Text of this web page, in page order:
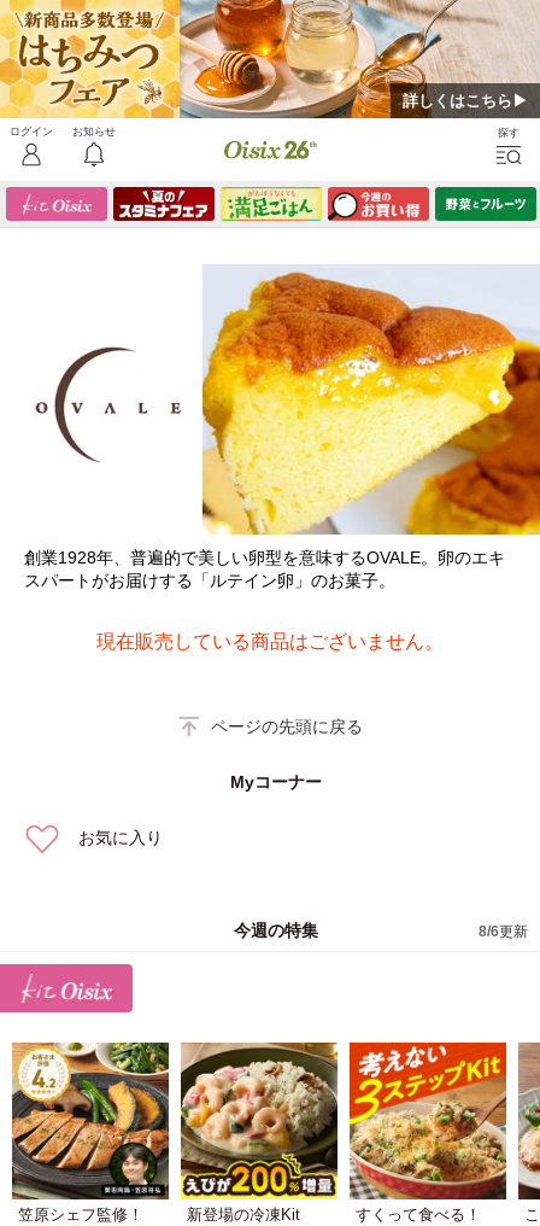
詳しくはこちら▶
創業1928年、普遍的で美しい卵型を意味するOVALE。卵のエキ
スパートがお届けする「ルテイン卵」のお菓子。
現在販売している商品はございません。